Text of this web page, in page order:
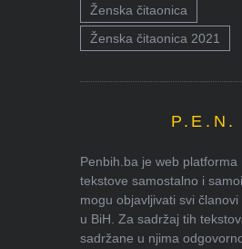
Ženska čitaonica
Ženska čitaonica 2021
P.E.N.
Penbih.ba je web platforma
tekstove samostalno i
mogu objavljivati svi članovi
u BiH. Za sadržaj tih
sadržane u njima